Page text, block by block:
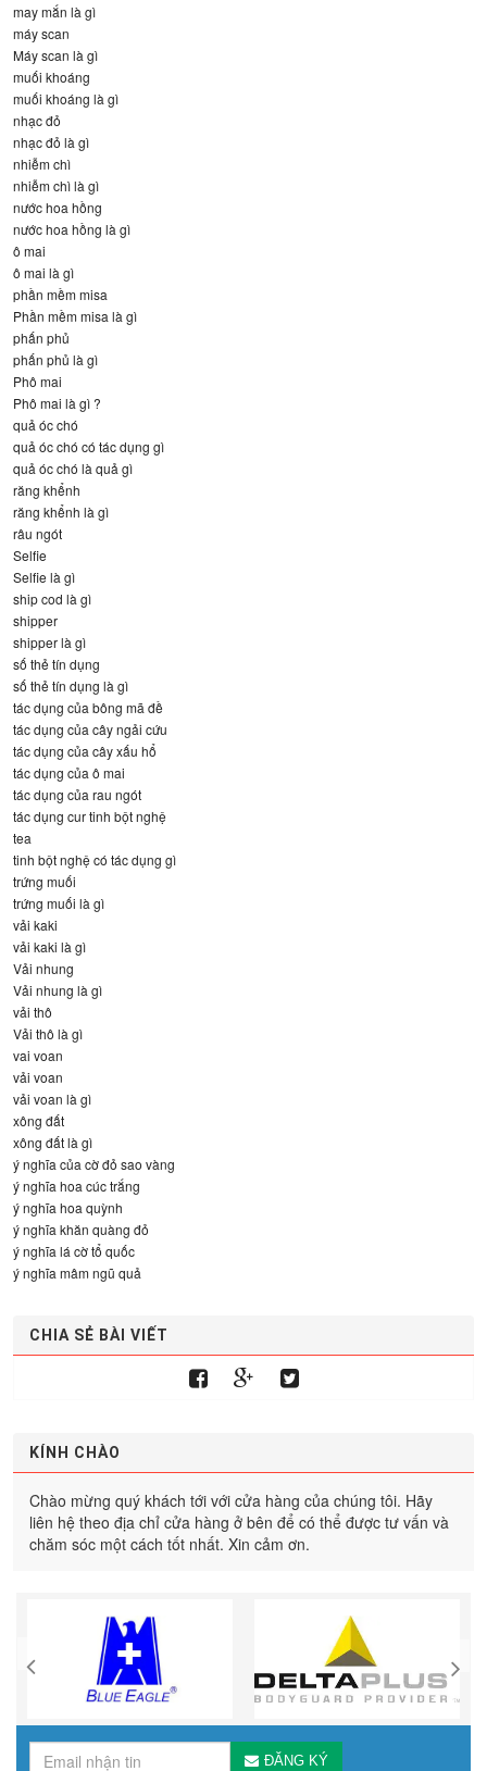
may mắn là gì
máy scan
Máy scan là gì
muối khoáng
muối khoáng là gì
nhạc đỏ
nhạc đỏ là gì
nhiễm chì
nhiễm chì là gì
nước hoa hồng
nước hoa hồng là gì
ô mai
ô mai là gì
phần mềm misa
Phần mềm misa là gì
phấn phủ
phấn phủ là gì
Phô mai
Phô mai là gì ?
quả óc chó
quả óc chó có tác dụng gì
quả óc chó là quả gì
răng khểnh
răng khểnh là gì
râu ngót
Selfie
Selfie là gì
ship cod là gì
shipper
shipper là gì
số thẻ tín dụng
số thẻ tín dụng là gì
tác dụng của bông mã đề
tác dụng của cây ngải cứu
tác dụng của cây xấu hổ
tác dụng của ô mai
tác dụng của rau ngót
tác dụng cur tinh bột nghệ
tea
tinh bột nghệ có tác dụng gì
trứng muối
trứng muối là gì
vải kaki
vải kaki là gì
Vải nhung
Vải nhung là gì
vải thô
Vải thô là gì
vai voan
vải voan
vải voan là gì
xông đất
xông đất là gì
ý nghĩa của cờ đỏ sao vàng
ý nghĩa hoa cúc trắng
ý nghĩa hoa quỳnh
ý nghĩa khăn quàng đỏ
ý nghĩa lá cờ tổ quốc
ý nghĩa mâm ngũ quả
CHIA SẺ BÀI VIẾT
KÍNH CHÀO
Chào mừng quý khách tới với cửa hàng của chúng tôi. Hãy
liên hệ theo địa chỉ cửa hàng ở bên để có thể được tư vấn và
chăm sóc một cách tốt nhất. Xin cảm ơn.
ĐĂNG KÝ